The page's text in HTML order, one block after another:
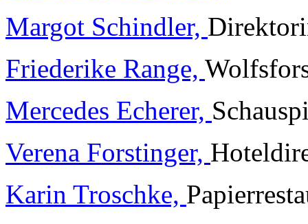
Margot Schindler,
Friederike Range,
Mercedes Echerer,
Verena Forstinger,
Karin Troschke,